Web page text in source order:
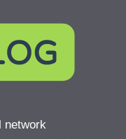
network